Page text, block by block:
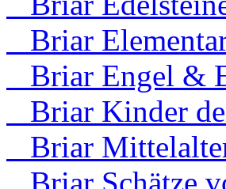
Briar
Briar Engel &
Briar Kinder
Briar